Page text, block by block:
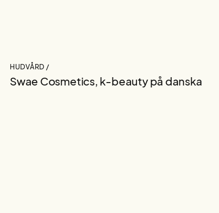
HUDVÅRD /
Swae Cosmetics, k-beauty på danska